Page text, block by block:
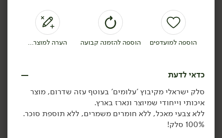
3.49 ₪ ל-100 ק״ג
הוספה לסל הוספה לסל
ישראל
הוספה למועדפים הוספה להזמנה קבועה הערה למוצר...
כדאי לדעת
סלק ישראלי מקיבוץ 'עלומים' בעוטף עזה שדרום, מוצר
איכותי וייחודי שמיוצר ונארז בארץ.
ללא צבעי מאכל, ללא חומרים משמרים, ללא תוספת סוכר.
100% סלק!